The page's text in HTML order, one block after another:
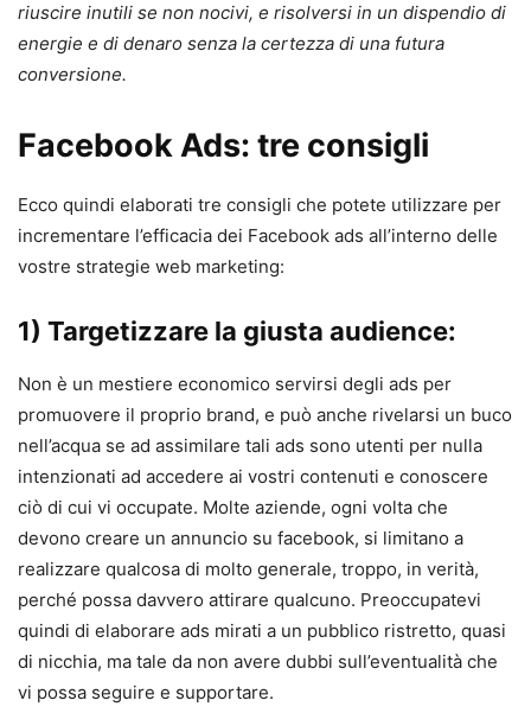
riuscire inutili se non nocivi, e risolversi in un dispendio di
energie e di denaro senza la certezza di una futura
conversione.
Facebook Ads: tre consigli
Ecco quindi elaborati tre consigli che potete utilizzare per
incrementare l’efficacia dei Facebook ads all’interno delle
vostre strategie web marketing:
1) Targetizzare la giusta audience:
Non è un mestiere economico servirsi degli ads per
promuovere il proprio brand, e può anche rivelarsi un buco
nell’acqua se ad assimilare tali ads sono utenti per nulla
intenzionati ad accedere ai vostri contenuti e conoscere
ciò di cui vi occupate. Molte aziende, ogni volta che
devono creare un annuncio su facebook, si limitano a
realizzare qualcosa di molto generale, troppo, in verità,
perché possa davvero attirare qualcuno. Preoccupatevi
quindi di elaborare ads mirati a un pubblico ristretto, quasi
di nicchia, ma tale da non avere dubbi sull’eventualità che
vi possa seguire e supportare.